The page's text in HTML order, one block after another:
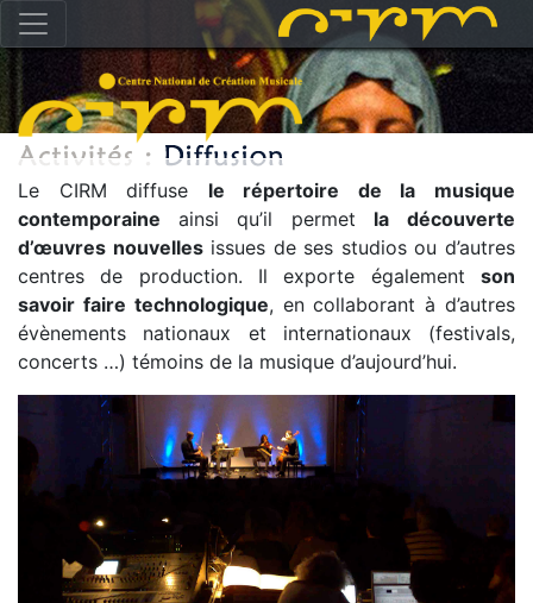
Le CIRM diffuse le répertoire de la musique
contemporaine ainsi qu’il permet la
découverte
d’œuvres nouvellesissues de ses studios ou d’autres
centres de production. Il exporte également son
savoir faire technologique, en collaborant à d’autres
évènements nationaux et internationaux (festivals,
concerts …) témoins de la musique d’aujourd’hui.